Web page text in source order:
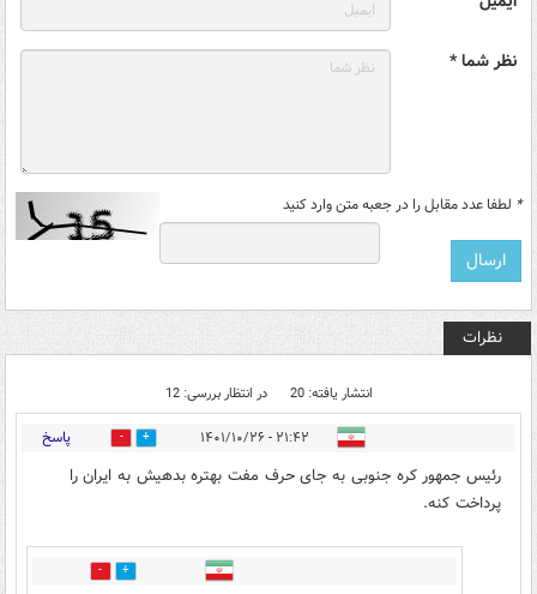
نظر شما *
* لطفا عدد مقابل را در جعبه متن وارد کنید
نظرات
انتشار یافته: 20 در انتظار بررسی: 12
۲۱:۴۲ - ۱۴۰۱/۱۰/۲۶ 9 پاسخ
رئیس جمهور کره جنوبی به جای حرف مفت بهتره بدهیش به ایران را
پرداخت کنه.
1